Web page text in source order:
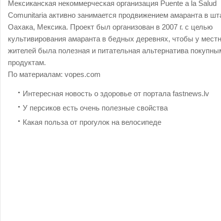
Мексиканская некоммерческая организация Puente a la Salud
Comunitaria активно занимается продвижением амаранта в
Оахака, Мексика. Проект был организован в 2007 г. с целью
культивирования амаранта в бедных деревнях, чтобы у
жителей была полезная и питательная альтернатива
продуктам.
По материалам: vopes.com
Интересная новость о здоровье от портала fastnews.lv
У персиков есть очень полезные свойства
Какая польза от прогулок на велосипеде